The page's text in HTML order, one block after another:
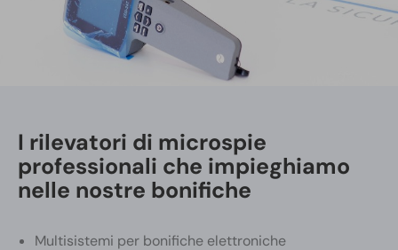
I rilevatori di microspie
professionali che impieghiamo
nelle nostre bonifiche
Multisistemi per bonifiche elettroniche